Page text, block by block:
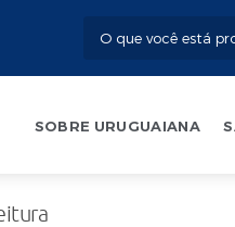
SOBRE URUGUAIANA